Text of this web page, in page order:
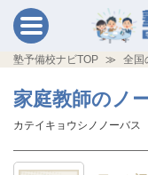
塾予備校ナビTOP 全国
家庭教師のノ
カテイキョウシノノーバス